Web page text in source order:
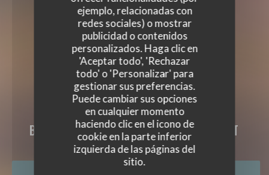
ejemplo, relacionadas con
redes sociales) o mostrar
publicidad o contenidos
personalizados. Haga clic en
'Aceptar todo', 'Rechazar
todo' o 'Personalizar' para
gestionar sus preferencias.
Puede cambiar sus opciones
en cualquier momento
haciendo clic en el icono de
cookie en la parte inferior
izquierda de las páginas del
sitio.
ADELE & CAMILLE
BODEGÓN|BOULOGNE-BILLANCOURT